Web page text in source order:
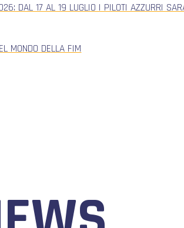
DAL 17 AL 19 LUGLIO I PILOTI AZZURRI
MONDO DELLA FIM